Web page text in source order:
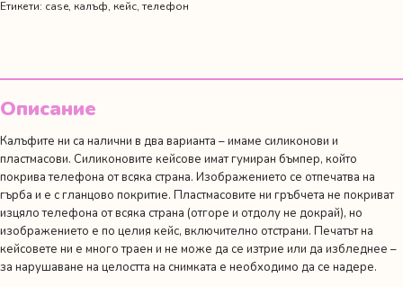
Етикети: case, калъф, кейс, телефон
Описание
Калъфите ни са налични в два варианта – имаме силиконови и
пластмасови. Силиконовите кейсове имат гумиран бъмпер, който
покрива телефона от всяка страна. Изображението се отпечатва на
гърба и е с гланцово покритие. Пластмасовите ни гръбчета не покриват
изцяло телефона от всяка страна (отгоре и отдолу не докрай), но
изображението е по целия кейс, включително отстрани. Печатът на
кейсовете ни е много траен и не може да се изтрие или да избледнее –
за нарушаване на целостта на снимката е необходимо да се надере.